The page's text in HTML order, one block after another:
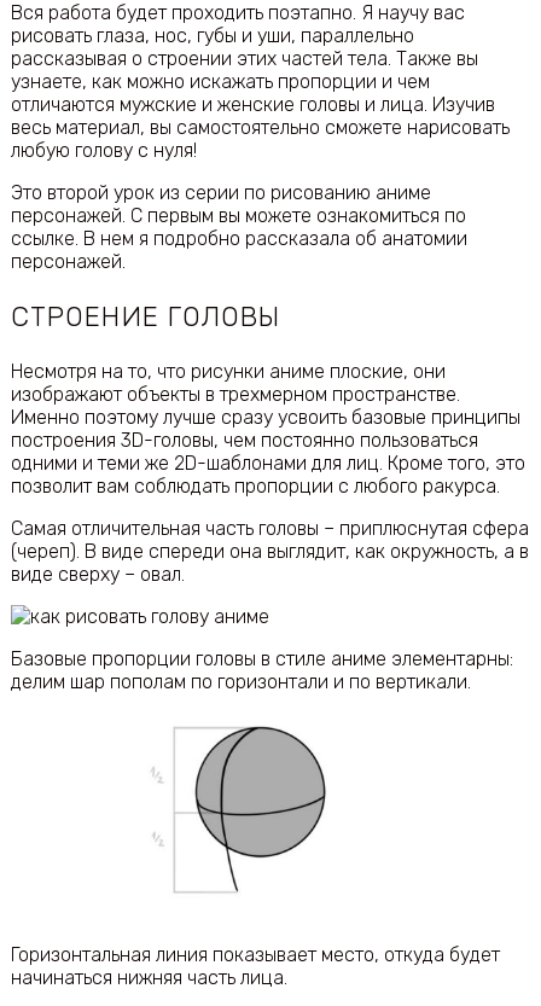
Вся работа будет проходить поэтапно. Я научу вас
рисовать глаза, нос, губы и уши, параллельно
рассказывая о строении этих частей тела. Также вы
узнаете, как можно искажать пропорции и чем
отличаются мужские и женские головы и лица. Изучив
весь материал, вы самостоятельно сможете нарисовать
любую голову с нуля!
Это второй урок из серии по рисованию аниме
персонажей. С первым вы можете ознакомиться по
ссылке. В нем я подробно рассказала об анатомии
персонажей.
СТРОЕНИЕ ГОЛОВЫ
Несмотря на то, что рисунки аниме плоские, они
изображают объекты в трехмерном пространстве.
Именно поэтому лучше сразу усвоить базовые принципы
построения 3D-головы, чем постоянно пользоваться
одними и теми же 2D-шаблонами для лиц. Кроме того, это
позволит вам соблюдать пропорции с любого ракурса.
Самая отличительная часть головы – приплюснутая сфера
(череп). В виде спереди она выглядит, как окружность, а в
виде сверху – овал.
Базовые пропорции головы в стиле аниме элементарны:
делим шар пополам по горизонтали и по вертикали.
Горизонтальная линия показывает место, откуда будет
начинаться нижняя часть лица.